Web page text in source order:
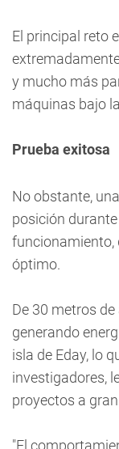
El principal reto
y mucho más
máquinas bajo
Prueba exitosa
No obstante,
posición
funcionamiento,
óptimo.
De 30 metros
generando
isla de Eday, lo
investigadores,
proyectos a
"El